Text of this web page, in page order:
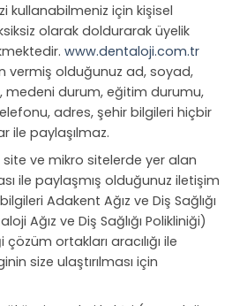
kullanabilmeniz için kişisel
olarak doldurarak üyelik
www.dentaloji.com.tr
vermiş olduğunuz ad, soyad,
medeni durum, eğitim durumu,
adres, şehir bilgileri hiçbir
ile paylaşılmaz.
site ve mikro sitelerde yer alan
ile paylaşmış olduğunuz iletişim
Adakent Ağız ve Diş Sağlığı
Ağız ve Diş Sağlığı Polikliniği)
ortakları aracılığı ile
size ulaştırılması için